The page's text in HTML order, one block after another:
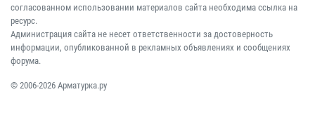
согласованном использовании материалов сайта необходима ссылка на
ресурс.
Администрация сайта не несет ответственности за достоверность
информации, опубликованной в рекламных объявлениях и сообщениях
форума.
© 2006-2026 Арматурка.ру